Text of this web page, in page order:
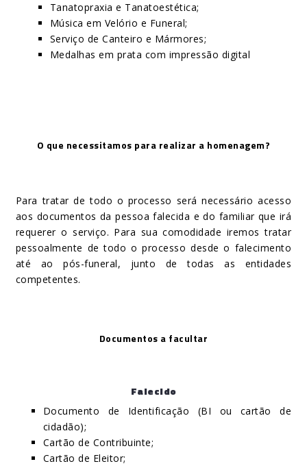
Tanatopraxia e Tanatoestética;
Música em Velório e Funeral;
Serviço de Canteiro e Mármores;
Medalhas em prata com impressão digital
O que necessitamos para realizar a homenagem?
Para tratar de todo o processo será necessário acesso
aos documentos da pessoa falecida e do familiar que irá
requerer o serviço. Para sua comodidade iremos tratar
pessoalmente de todo o processo desde o falecimento
até ao pós-funeral, junto de todas as entidades
competentes.
Documentos a facultar
Falecido
Documento de Identificação (BI ou cartão de
cidadão);
Cartão de Contribuinte;
Cartão de Eleitor;